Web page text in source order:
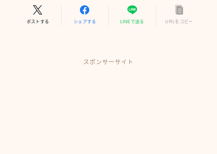
ポストする シェアする LINEで送る URLをコピー
スポンサーサイト